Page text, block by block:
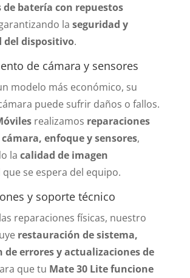
de batería con repuestos
la seguridad y
dispositivo.
de cámara y sensores
modelo más económico, su
puede sufrir daños o fallos.
realizamos reparaciones
enfoque y sensores,
la calidad de imagen
que se espera del equipo.
y soporte técnico
reparaciones físicas, nuestro
restauración de sistema,
errores y actualizaciones de
que tu Mate 30 Lite funcione